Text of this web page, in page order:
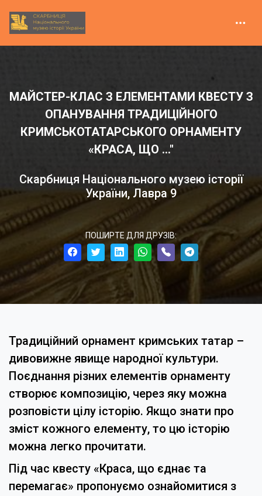
МАЙСТЕР-КЛАС З ЕЛЕМЕНТАМИ КВЕСТУ З
ОПАНУВАННЯ ТРАДИЦІЙНОГО
КРИМСЬКОТАТАРСЬКОГО ОРНАМЕНТУ
«КРАСА, ЩО ..."
Скарбниця Національного музею історії
України, Лавра 9
ПОШИРТЕ ДЛЯ ДРУЗІВ:
Традиційний орнамент кримських татар –
дивовижне явище народної культури.
Поєднання різних елементів орнаменту
створює композицію, через яку можна
розповісти цілу історію. Якщо знати про
зміст кожного елементу, то цю історію
можна легко прочитати.
Під час квесту «Краса, що єднає та
перемагає» пропонуємо ознайомитися з